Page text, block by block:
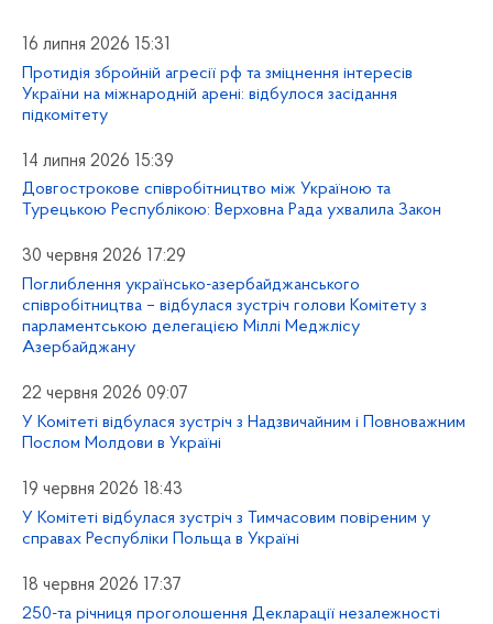
16 липня 2026 15:31
Протидія збройній агресії рф та зміцнення інтересів
України на міжнародній арені: відбулося засідання
підкомітету
14 липня 2026 15:39
Довгострокове співробітництво між Україною та
Турецькою Республікою: Верховна Рада ухвалила Закон
30 червня 2026 17:29
Поглиблення українсько-азербайджанського
співробітництва – відбулася зустріч голови Комітету з
парламентською делегацією Міллі Меджлісу
Азербайджану
22 червня 2026 09:07
У Комітеті відбулася зустріч з Надзвичайним і Повноважним
Послом Молдови в Україні
19 червня 2026 18:43
У Комітеті відбулася зустріч з Тимчасовим повіреним у
справах Республіки Польща в Україні
18 червня 2026 17:37
250-та річниця проголошення Декларації незалежності